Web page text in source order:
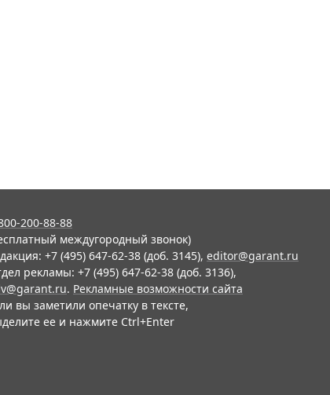
200-88-88
междугородный звонок)
+7 (495) 647-62-38 (доб. 3145), editor@garant.ru
рекламы: +7 (495) 647-62-38 (доб. 3136),
. Рекламные возможности сайта
вы заметили опечатку в тексте,
ее и нажмите Ctrl+Enter